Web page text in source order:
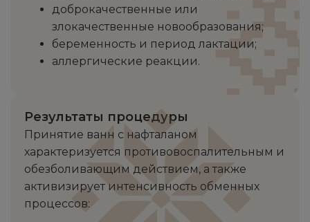
доброкачественные или
злокачественные новообразования;
беременность и период лактации;
аллергические реакции.
Результаты процедуры
Принятие ванн с нафталаном
характеризуется противовоспалительным и
обезболивающим действием, а также
активизирует интенсивность обменных
процессов: